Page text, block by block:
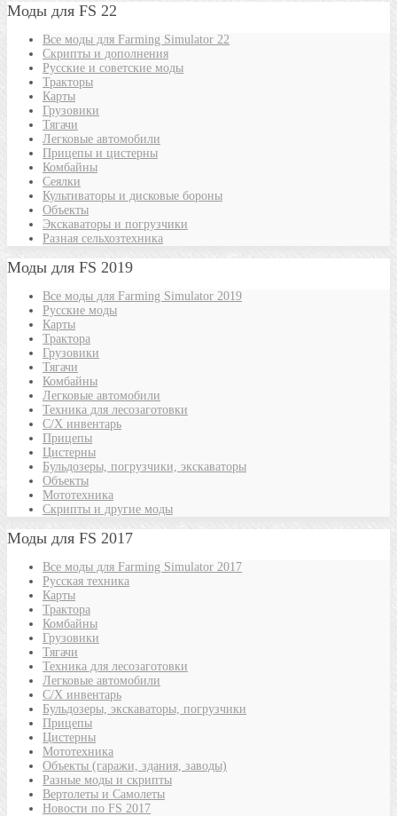
Моды для FS 22
Все моды для Farming Simulator 22
Скрипты и дополнения
Русские и советские моды
Тракторы
Карты
Грузовики
Тягачи
Легковые автомобили
Прицепы и цистерны
Комбайны
Сеялки
Культиваторы и дисковые бороны
Объекты
Экскаваторы и погрузчики
Разная сельхозтехника
Моды для FS 2019
Все моды для Farming Simulator 2019
Русские моды
Карты
Трактора
Грузовики
Тягачи
Комбайны
Легковые автомобили
Техника для лесозаготовки
С/Х инвентарь
Прицепы
Цистерны
Бульдозеры, погрузчики, экскаваторы
Объекты
Мототехника
Скрипты и другие моды
Моды для FS 2017
Все моды для Farming Simulator 2017
Русская техника
Карты
Трактора
Комбайны
Грузовики
Тягачи
Техника для лесозаготовки
Легковые автомобили
С/Х инвентарь
Бульдозеры, экскаваторы, погрузчики
Прицепы
Цистерны
Мототехника
Объекты (гаражи, здания, заводы)
Разные моды и скрипты
Вертолеты и Самолеты
Новости по FS 2017